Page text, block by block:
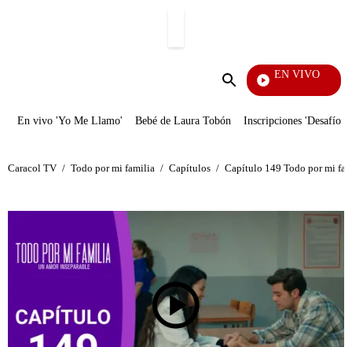
Enviar
EN VIVO
En vivo 'Yo Me Llamo' Bebé de Laura Tobón Inscripciones 'Desafío'
Caracol TV / Todo por mi familia / Capítulos / Capítulo 149 Todo por mi